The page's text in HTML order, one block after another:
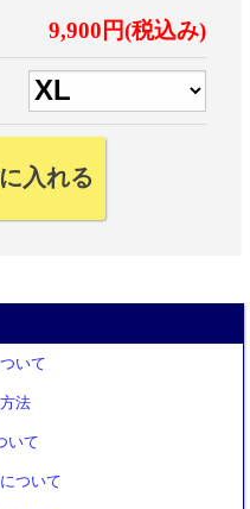
9,900円(税込み)
いて
法
いて
ついて